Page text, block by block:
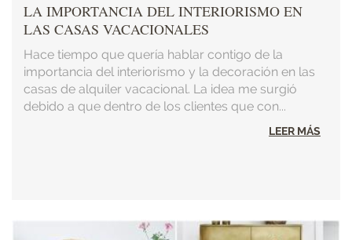
LA IMPORTANCIA DEL INTERIORISMO EN
LAS CASAS VACACIONALES
Hace tiempo que quería hablar contigo de la
importancia del interiorismo y la decoración en las
casas de alquiler vacacional. La idea me surgió
debido a que dentro de los clientes que con...
LEER MÁS